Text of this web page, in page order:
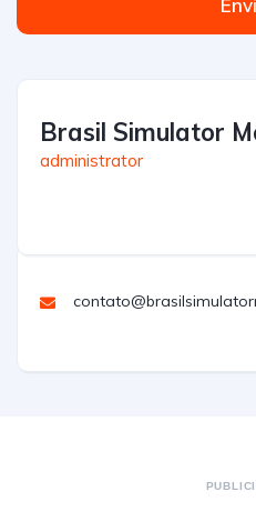
Brasil Simulator
administrator